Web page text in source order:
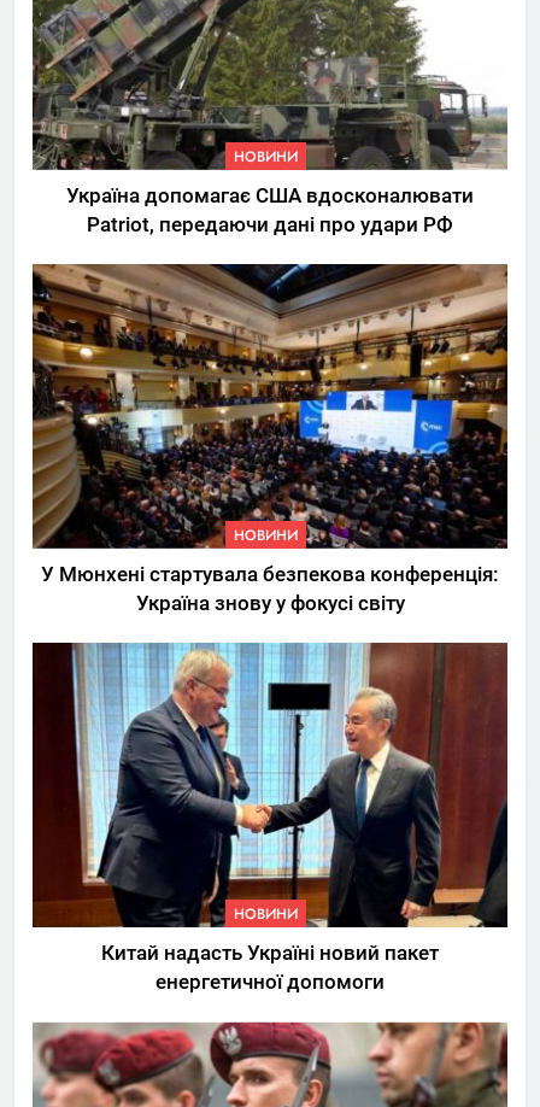
НОВИНИ
Україна допомагає США вдосконалювати
Patriot, передаючи дані про удари РФ
НОВИНИ
У Мюнхені стартувала безпекова конференція:
Україна знову у фокусі світу
НОВИНИ
Китай надасть Україні новий пакет
енергетичної допомоги
5
Трамп вимагає від
Зеленського активних кроків
у мирному процесі
НОВИНИ
КМДА заявила про параліч
“Київтеплоенерго” через
обшуки СБУ
НОВИНИ
7
Де в Україні реально купити